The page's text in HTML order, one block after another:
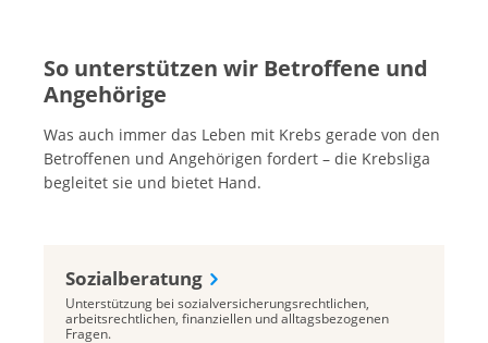
So unterstützen wir Betroffene und
Angehörige
Was auch immer das Leben mit Krebs gerade von den
Betroffenen und Angehörigen fordert – die Krebsliga
begleitet sie und bietet Hand.
Sozialberatung
Unterstützung bei sozialversicherungsrechtlichen,
arbeitsrechtlichen, finanziellen und alltagsbezogenen
Fragen.